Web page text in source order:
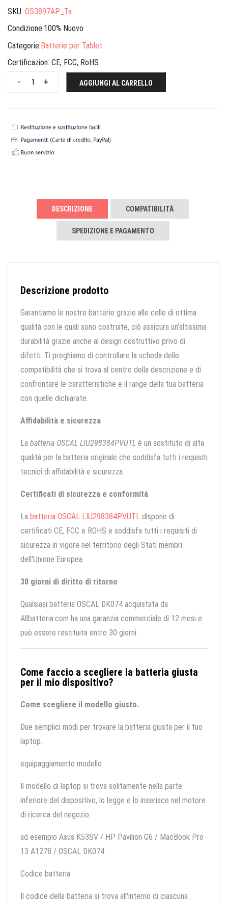
SKU: OS3897AP_Ta
Condizione:100% Nuovo
Categorie:Batterie per Tablet
Certificazion: CE, FCC, RoHS
+
- AGGIUNGI AL CARRELLO
DESCRIZIONE COMPATIBILITÀ
SPEDIZIONE E PAGAMENTO
Descrizione prodotto
Garantiamo le nostre batterie grazie alle celle di ottima
qualità con le quali sono costruite, ciò assicura un’altissima
durabilità grazie anche al design costruttivo privo di
difetti. Ti preghiamo di controllare la scheda delle
compatibilità che si trova al centro della descrizione e di
confrontare le caratteristiche e il range della tua batteria
con quelle dichiarate.
Affidabilità e sicurezza
La batteria OSCAL LIU298384PVUTL è un sostituto di alta
qualità per la batteria originale che soddisfa tutti i requisiti
tecnici di affidabilità e sicurezza.
Certificati di sicurezza e conformità
La batteria OSCAL LIU298384PVUTL dispone di
certificati CE, FCC e ROHS e soddisfa tutti i requisiti di
sicurezza in vigore nel territorio degli Stati membri
dell'Unione Europea.
30 giorni di diritto di ritorno
Qualsiasi batteria OSCAL DK074 acquistata da
Allbatteria.com ha una garanzia commerciale di 12 mesi e
può essere restituita entro 30 giorni.
Come faccio a scegliere la batteria giusta
per il mio dispositivo?
Come scegliere il modello giusto.
Due semplici modi per trovare la batteria giusta per il tuo
laptop.
equipaggiamento modello
Il modello di laptop si trova solitamente nella parte
inferiore del dispositivo, lo legge e lo inserisce nel motore
di ricerca del negozio.
ad esempio Asus K53SV / HP Pavilion G6 / MacBook Pro
13 A1278 / OSCAL DK074
Codice batteria
Il codice della batteria si trova all'interno di ciascuna